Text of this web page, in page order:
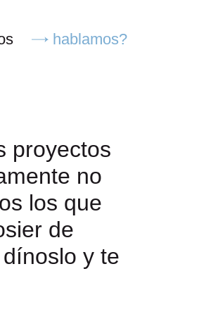
hablamos?
proyectos
no
los que
de
y te